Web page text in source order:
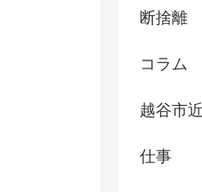
断捨離
コラム
越谷市
仕事